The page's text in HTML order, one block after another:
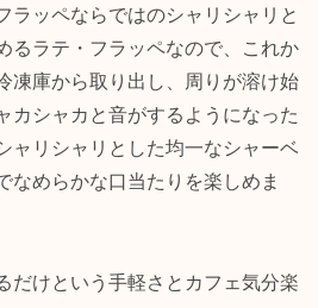
ラッペならではのシャリシャリと
るラテ・フラッペなので、これか
凍庫から取り出し、周りが溶け始
カシャカと音がするようになった
ャリシャリとした均一なシャーベ
なめらかな口当たりを楽しめま
だけという手軽さとカフェ気分楽